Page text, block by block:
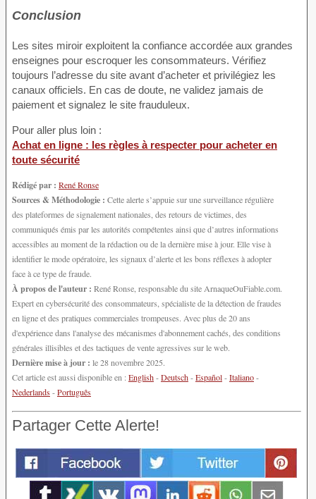
Conclusion
Les sites miroir exploitent la confiance accordée aux grandes
enseignes pour escroquer les consommateurs. Vérifiez
toujours l’adresse du site avant d’acheter et privilégiez les
canaux officiels. En cas de doute, ne validez jamais de
paiement et signalez le site frauduleux.
Pour aller plus loin :
Achat en ligne : les règles à respecter pour acheter en
toute sécurité
Rédigé par : René Ronse
Sources & Méthodologie : Cette alerte s’appuie sur une surveillance régulière
des plateformes de signalement nationales, des retours de victimes, des
communiqués émis par les autorités compétentes ainsi que d’autres informations
accessibles au moment de la rédaction ou de la dernière mise à jour. Elle vise à
identifier le mode opératoire, les signaux d’alerte et les bons réflexes à adopter
face à ce type de fraude.
À propos de l'auteur : René Ronse, responsable du site ArnaqueOuFiable.com.
Expert en cybersécurité des consommateurs, spécialiste de la détection de fraudes
en ligne et des pratiques commerciales trompeuses. Avec plus de 20 ans
d'expérience dans l'analyse des mécanismes d'abonnement cachés, des conditions
générales illisibles et des tactiques de vente agressives sur le web.
Dernière mise à jour : le 28 novembre 2025.
Cet article est aussi disponible en :English-Deutsch-Español-Italiano-
Nederlands-Português
Partager Cette Alerte!